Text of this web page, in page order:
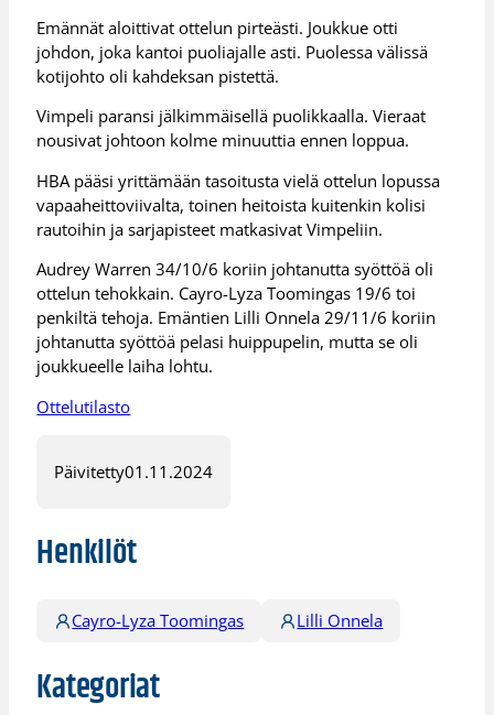
Emännät aloittivat ottelun pirteästi. Joukkue otti
johdon, joka kantoi puoliajalle asti. Puolessa välissä
kotijohto oli kahdeksan pistettä.
Vimpeli paransi jälkimmäisellä puolikkaalla. Vieraat
nousivat johtoon kolme minuuttia ennen loppua.
HBA pääsi yrittämään tasoitusta vielä ottelun lopussa
vapaaheittoviivalta, toinen heitoista kuitenkin kolisi
rautoihin ja sarjapisteet matkasivat Vimpeliin.
Audrey Warren 34/10/6 koriin johtanutta syöttöä oli
ottelun tehokkain. Cayro-Lyza Toomingas 19/6 toi
penkiltä tehoja. Emäntien Lilli Onnela 29/11/6 koriin
johtanutta syöttöä pelasi huippupelin, mutta se oli
joukkueelle laiha lohtu.
Ottelutilasto
Päivitetty01.11.2024
Henkilöt
Cayro-Lyza Toomingas Lilli Onnela
Kategoriat